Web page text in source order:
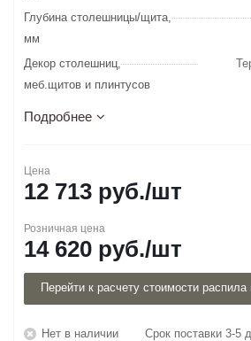
Глубина столешницы/щита,
мм
Декор столешниц,
меб.щитов и плинтусов
Подробнее
Цена
12 713 руб./шт
Розничная цена
14 620 руб./шт
Перейти к расчету стоимости
Нет в наличии Срок поставки 3-5